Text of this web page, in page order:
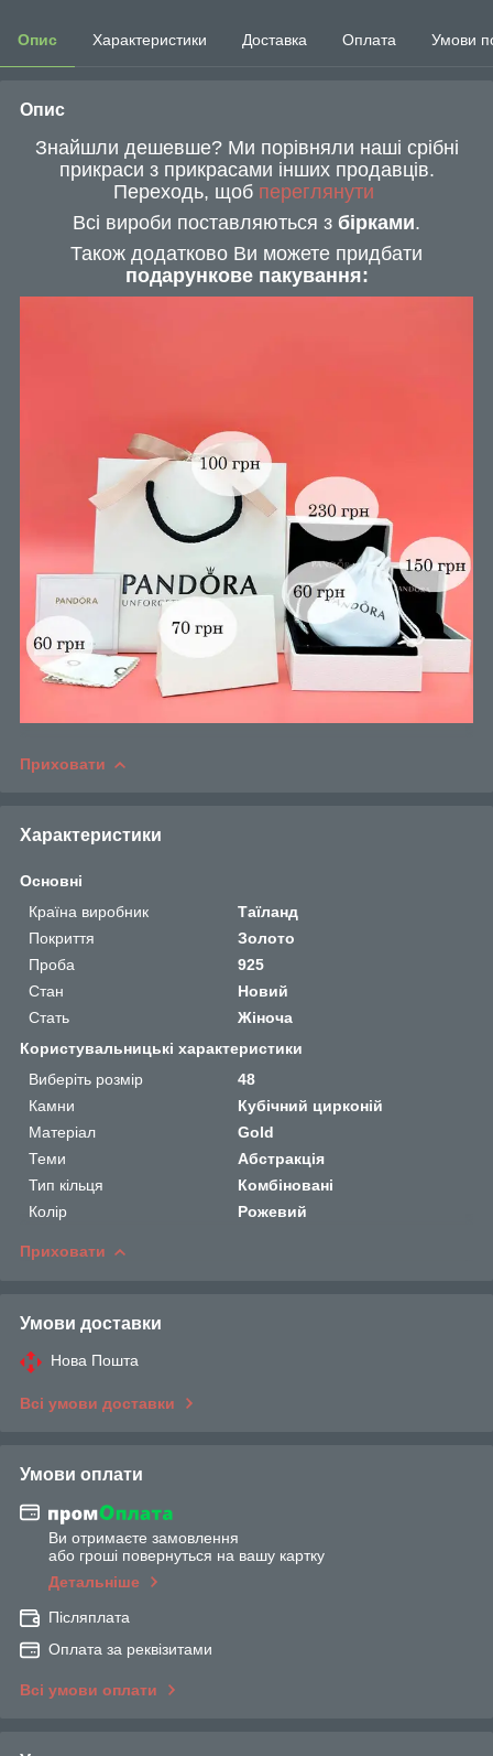
Опис Характеристики Доставка Оплата Умови
Опис
Знайшли дешевше? Ми порівняли наші срібні
прикраси з прикрасами інших продавців.
Переходь, щоб переглянути
Всі вироби поставляються з бірками.
Також додатково Ви можете придбати
подарункове пакування:
Приховати
Характеристики
Основні
Країна виробник
Таїланд
Покриття
Золото
Проба
925
Стан
Новий
Стать
Жіноча
Користувальницькі характеристики
Виберіть розмір
48
Камни
Кубічний цирконій
Матеріал
Gold
Теми
Абстракція
Тип кільця
Комбіновані
Колір
Рожевий
Приховати
Умови доставки
Нова Пошта
Всі умови доставки
Умови оплати
Ви отримаєте замовлення
або гроші повернуться на вашу картку
Детальніше
Післяплата
Оплата за реквізитами
Всі умови оплати